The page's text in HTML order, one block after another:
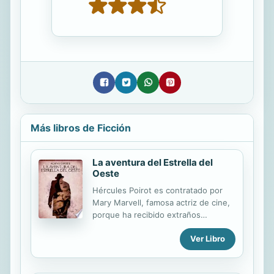
Más libros de Ficción
La aventura del Estrella del
Oeste
Hércules Poirot es contratado por
Mary Marvell, famosa actriz de cine,
porque ha recibido extraños
mensajes anónimos que exigen la
devolución de su magnífico
diamante, "Estrella del Oeste", antes
Ver Libro